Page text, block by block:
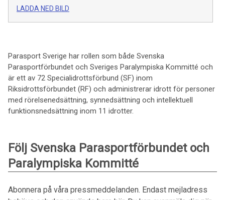
LADDA NED BILD
Parasport Sverige har rollen som både Svenska
Parasportförbundet och Sveriges Paralympiska Kommitté och
är ett av 72 Specialidrottsförbund (SF) inom
Riksidrottsförbundet (RF) och administrerar idrott för personer
med rörelsenedsättning, synnedsättning och intellektuell
funktionsnedsättning inom 11 idrotter.
Följ Svenska Parasportförbundet och
Paralympiska Kommitté
Abonnera på våra pressmeddelanden. Endast mejladress